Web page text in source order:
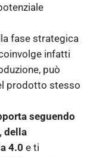
fase strategica
infatti
può
prodotto stesso
seguendo
della
4.0 e ti